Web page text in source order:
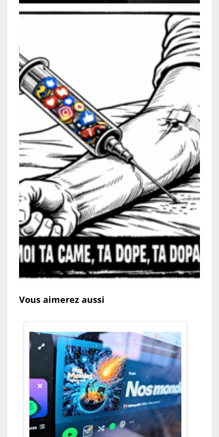
Vous aimerez aussi